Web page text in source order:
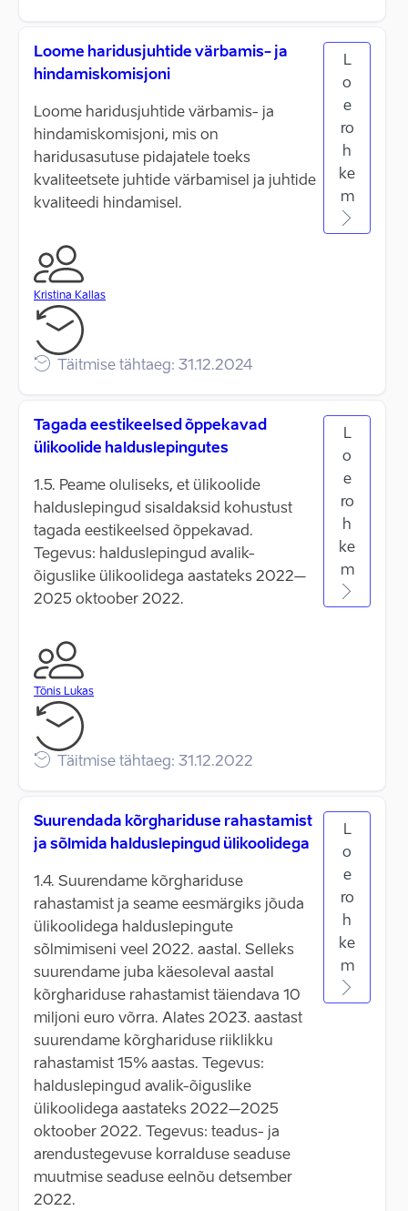
Loome haridusjuhtide värbamis- ja
hindamiskomisjoni
Loome haridusjuhtide värbamis- ja
hindamiskomisjoni, mis on
haridusasutuse pidajatele toeks
kvaliteetsete juhtide värbamisel ja juhtide
kvaliteedi hindamisel.
Kristina Kallas
Täitmise tähtaeg: 31.12.2024
L
o
e
ro
h
ke
m
Tagada eestikeelsed õppekavad
ülikoolide halduslepingutes
1.5. Peame oluliseks, et ülikoolide
halduslepingud sisaldaksid kohustust
tagada eestikeelsed õppekavad.
Tegevus: halduslepingud avalik-
õiguslike ülikoolidega aastateks 2022–
2025 oktoober 2022.
Tõnis Lukas
Täitmise tähtaeg: 31.12.2022
L
o
e
ro
h
ke
m
Suurendada kõrghariduse rahastamist
ja sõlmida halduslepingud ülikoolidega
1.4. Suurendame kõrghariduse
rahastamist ja seame eesmärgiks jõuda
ülikoolidega halduslepingute
sõlmimiseni veel 2022. aastal. Selleks
suurendame juba käesoleval aastal
kõrghariduse rahastamist täiendava 10
miljoni euro võrra. Alates 2023. aastast
suurendame kõrghariduse riiklikku
rahastamist 15% aastas. Tegevus:
halduslepingud avalik-õiguslike
ülikoolidega aastateks 2022–2025
oktoober 2022. Tegevus: teadus- ja
arendustegevuse korralduse seaduse
muutmise seaduse eelnõu detsember
2022.
L
o
e
ro
h
ke
m